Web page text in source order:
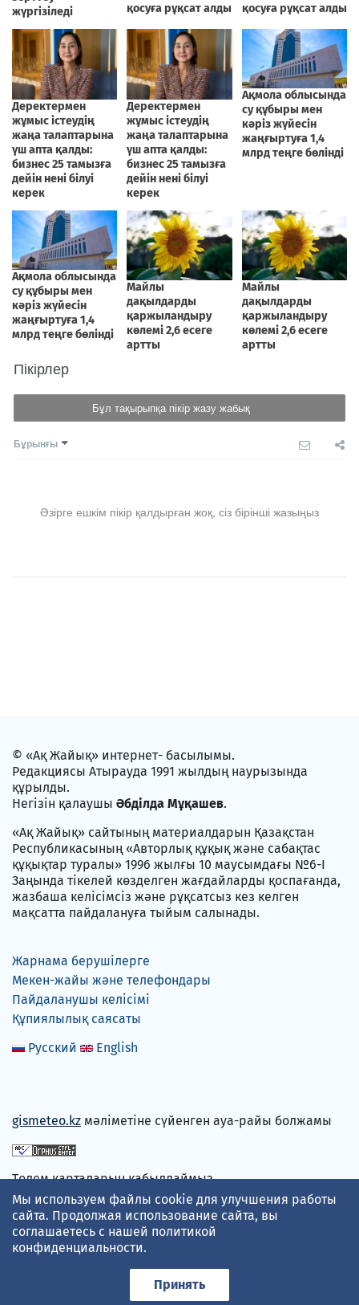
Пікірлер
Бұл тақырыпқа пікір жазу жабық
Бұрынғы
Әзірге ешкім пікір қалдырған жоқ, сіз бірінші жазыңыз
© «Ақ Жайық» интернет- басылымы.
Редакциясы Атырауда 1991 жылдың наурызында
құрылды.
Негізін қалаушы Әбділда Мұқашев.
«Ақ Жайық» сайтының материалдарын Қазақстан
Республикасының «Авторлық құқық және сабақтас
құқықтар туралы» 1996 жылғы 10 маусымдағы №6-I
Заңында тікелей көзделген жағдайларды қоспағанда,
жазбаша келісімсіз және рұқсатсыз кез келген
мақсатта пайдалануға тыйым салынады.
Жарнама берушілерге
Мекен-жайы және телефондары
Пайдаланушы келісімі
Құпиялылық саясаты
Русский
English
gismeteo.kz мәліметіне сүйенген ауа-райы болжамы
Төлем карталарын қабылдаймыз
Мы используем файлы cookie для улучшения работы
сайта. Продолжая использование сайта, вы
соглашаетесь с нашей политикой
конфиденциальности.
Принять